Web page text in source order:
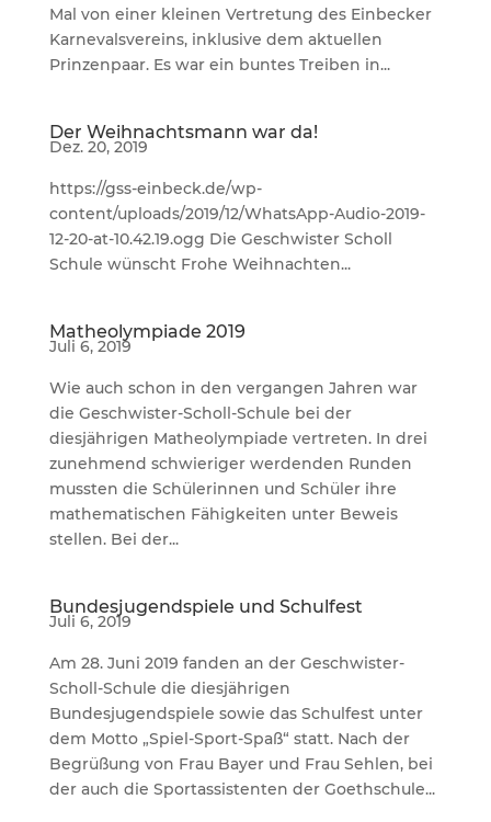
Mal von einer kleinen Vertretung des Einbecker
Karnevalsvereins, inklusive dem aktuellen
Prinzenpaar. Es war ein buntes Treiben in...
Der Weihnachtsmann war da!
Dez. 20, 2019
https://gss-einbeck.de/wp-
content/uploads/2019/12/WhatsApp-Audio-2019-
12-20-at-10.42.19.ogg Die Geschwister Scholl
Schule wünscht Frohe Weihnachten...
Matheolympiade 2019
Juli 6, 2019
Wie auch schon in den vergangen Jahren war
die Geschwister-Scholl-Schule bei der
diesjährigen Matheolympiade vertreten. In drei
zunehmend schwieriger werdenden Runden
mussten die Schülerinnen und Schüler ihre
mathematischen Fähigkeiten unter Beweis
stellen. Bei der...
Bundesjugendspiele und Schulfest
Juli 6, 2019
Am 28. Juni 2019 fanden an der Geschwister-
Scholl-Schule die diesjährigen
Bundesjugendspiele sowie das Schulfest unter
dem Motto „Spiel-Sport-Spaß“ statt. Nach der
Begrüßung von Frau Bayer und Frau Sehlen, bei
der auch die Sportassistenten der Goethschule...